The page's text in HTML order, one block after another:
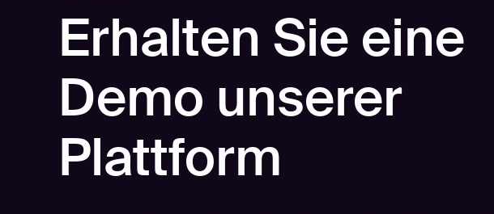
Erhalten Sie eine
Demo unserer
Plattform